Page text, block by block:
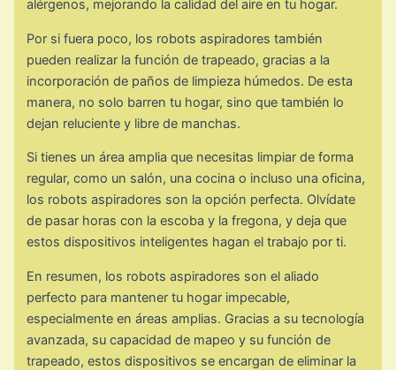
alérgenos, mejorando la calidad del aire en tu hogar.
Por si fuera poco, los robots aspiradores también
pueden realizar la función de trapeado, gracias a la
incorporación de paños de limpieza húmedos. De esta
manera, no solo barren tu hogar, sino que también lo
dejan reluciente y libre de manchas.
Si tienes un área amplia que necesitas limpiar de forma
regular, como un salón, una cocina o incluso una oficina,
los robots aspiradores son la opción perfecta. Olvídate
de pasar horas con la escoba y la fregona, y deja que
estos dispositivos inteligentes hagan el trabajo por ti.
En resumen, los robots aspiradores son el aliado
perfecto para mantener tu hogar impecable,
especialmente en áreas amplias. Gracias a su tecnología
avanzada, su capacidad de mapeo y su función de
trapeado, estos dispositivos se encargan de eliminar la